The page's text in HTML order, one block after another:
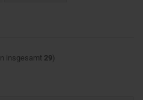
insgesamt 29)